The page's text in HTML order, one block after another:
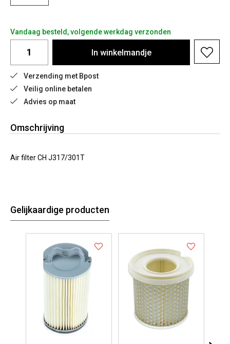
Vandaag besteld, volgende werkdag verzonden
In winkelmandje
Verzending met Bpost
Veilig online betalen
Advies op maat
Omschrijving
Air filter CH J317/301T
Gelijkaardige producten